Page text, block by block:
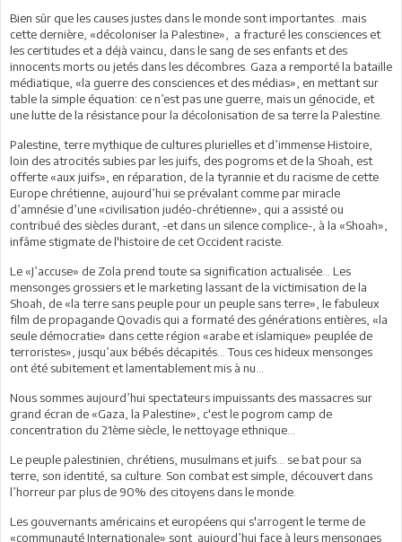
Bien sûr que les causes justes dans le monde sont importantes...mais
cette dernière, «décoloniser la Palestine», a fracturé les consciences et
les certitudes et a déjà vaincu, dans le sang de ses enfants et des
innocents morts ou jetés dans les décombres. Gaza a remporté la bataille
médiatique, «la guerre des consciences et des médias», en mettant sur
table la simple équation: ce n’est pas une guerre, mais un génocide, et
une lutte de la résistance pour la décolonisation de sa terre la Palestine.
Palestine, terre mythique de cultures plurielles et d’immense Histoire,
loin des atrocités subies par les juifs, des pogroms et de la Shoah, est
offerte «aux juifs», en réparation, de la tyrannie et du racisme de cette
Europe chrétienne, aujourd’hui se prévalant comme par miracle
d’amnésie d’une «civilisation judéo-chrétienne», qui a assisté ou
contribué des siècles durant, -et dans un silence complice-, à la «Shoah»,
infâme stigmate de l'histoire de cet Occident raciste.
Le «J’accuse» de Zola prend toute sa signification actualisée… Les
mensonges grossiers et le marketing lassant de la victimisation de la
Shoah, de «la terre sans peuple pour un peuple sans terre», le fabuleux
film de propagande Qovadis qui a formaté des générations entières, «la
seule démocratie» dans cette région «arabe et islamique» peuplée de
terroristes», jusqu’aux bébés décapités… Tous ces hideux mensonges
ont été subitement et lamentablement mis à nu...
Nous sommes aujourd’hui spectateurs impuissants des massacres sur
grand écran de «Gaza, la Palestine», c'est le pogrom camp de
concentration du 21ème siècle, le nettoyage ethnique...
Le peuple palestinien, chrétiens, musulmans et juifs... se bat pour sa
terre, son identité, sa culture. Son combat est simple, découvert dans
l’horreur par plus de 90% des citoyens dans le monde.
Les gouvernants américains et européens qui s'arrogent le terme de
«communauté Internationale» sont aujourd’hui face à leurs mensonges